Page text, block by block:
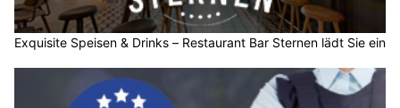
Exquisite Speisen & Drinks – Restaurant Bar Sternen lädt Sie ein